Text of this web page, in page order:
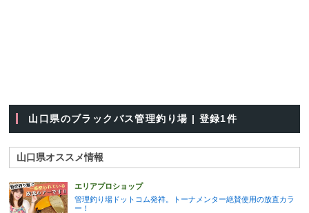
山口県のブラックバス管理釣り場 | 登録1件
山口県オススメ情報
エリアプロショップ
管理釣り場ドットコム発祥。トーナメンター絶賛使用の放直カラ
ー！